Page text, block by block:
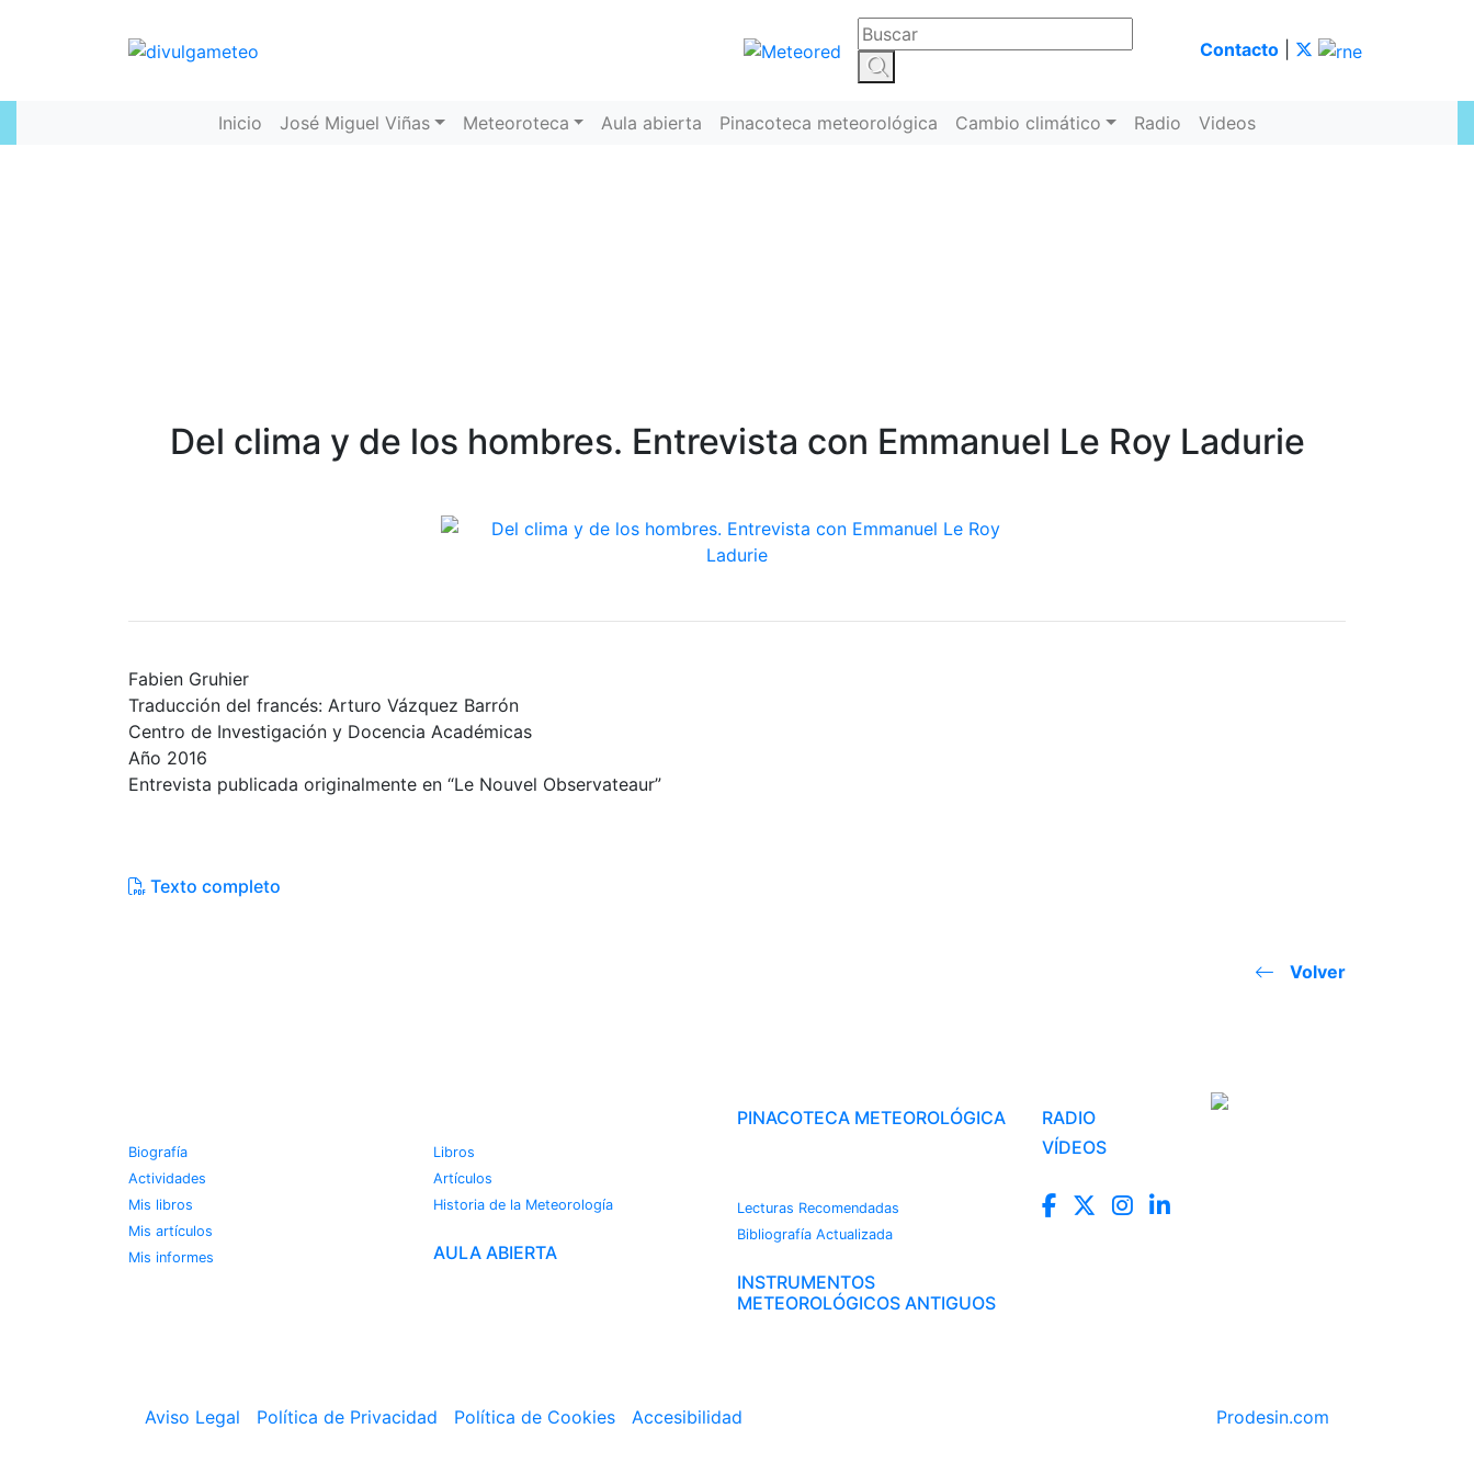
Contacto
Inicio José Miguel Viñas Meteoroteca Aula abierta Pinacoteca meteorológica Cambio climático Radio Videos
Del clima y de los hombres. Entrevista con Emmanuel Le Roy Ladurie
Fabien Gruhier
Traducción del francés: Arturo Vázquez Barrón
Centro de Investigación y Docencia Académicas
Año 2016
Entrevista publicada originalmente en “Le Nouvel Observateaur”
Texto completo
Volver
Biografía
Actividades
Mis libros
Mis artículos
Mis informes
Libros
Artículos
Historia de la Meteorología
AULA ABIERTA
PINACOTECA METEOROLÓGICA
Lecturas Recomendadas
Bibliografía Actualizada
INSTRUMENTOS
METEOROLÓGICOS ANTIGUOS
RADIO
VÍDEOS
Aviso Legal Política de Privacidad Política de Cookies Accesibilidad Prodesin.com